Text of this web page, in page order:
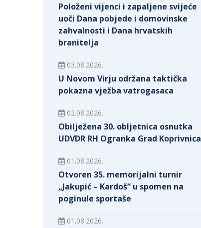
Položeni vijenci i zapaljene svijeće
uoči Dana pobjede i domovinske
zahvalnosti i Dana hrvatskih
branitelja
03.08.2026.
U Novom Virju održana taktička
pokazna vježba vatrogasaca
02.08.2026.
Obilježena 30. obljetnica osnutka
UDVDR RH Ogranka Grad Koprivnica
01.08.2026.
Otvoren 35. memorijalni turnir
„Jakupić – Kardoš“ u spomen na
poginule sportaše
01.08.2026.